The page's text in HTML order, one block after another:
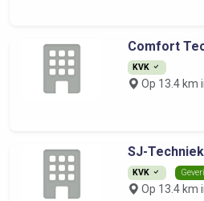
Comfort
KVK
Op 13.4 km
SJ-Techniek
KVK
Op 13.4 km